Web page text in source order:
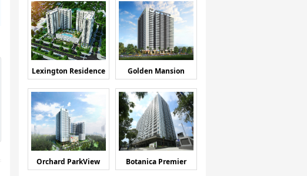
Lexington Residence Golden Mansion
Orchard ParkView Botanica Premier